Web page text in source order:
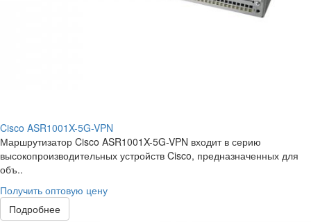
Cisco ASR1001X-5G-VPN
Маршрутизатор Cisco ASR1001X-5G-VPN входит в серию
высокопроизводительных устройств Cisco, предназначенных для
объ..
Получить оптовую цену
Подробнее